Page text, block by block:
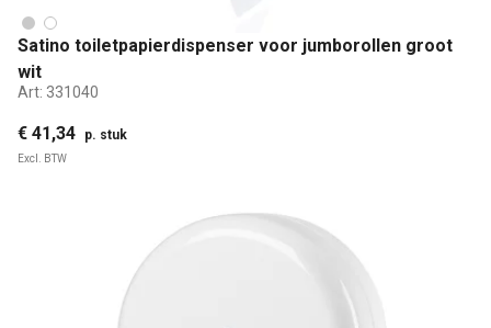
Satino toiletpapierdispenser voor jumborollen groot
wit
Art: 331040
€ 41,34 p. stuk
Excl. BTW